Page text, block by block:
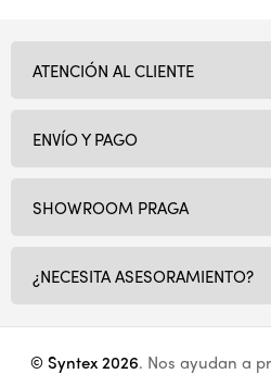
SHOWROOM PRAGA
¿NECESITA ASESORAMIENTO?
ATENCIÓN AL CLIENTE
ENVÍO Y PAGO
© Syntex 2026. Nos ayudan a